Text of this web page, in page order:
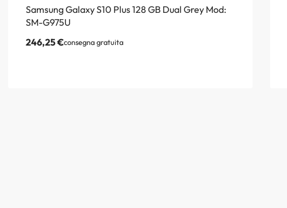
Samsung Galaxy S10 Plus 128 GB Dual Grey Mod:
SM-G975U
246,25€consegna gratuita